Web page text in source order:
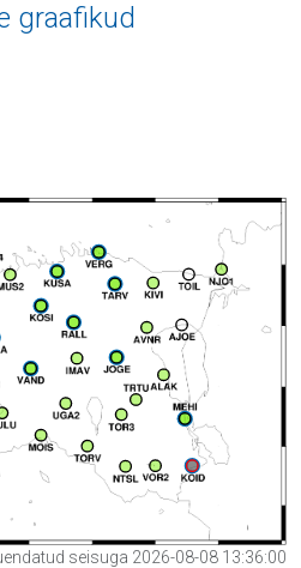
graafikud
seisuga 2026-08-08 13:36:00